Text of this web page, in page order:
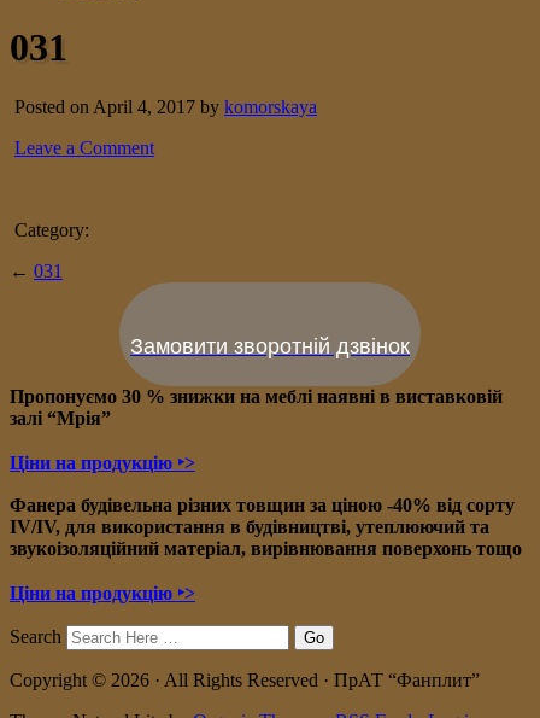
031
Posted on April 4, 2017 by komorskaya
Leave a Comment
Category:
← 031
Замовити зворотній дзвінок
Пропонуємо 30 % знижки на меблі наявні в виставковій
залі “Мрія”
Ціни на продукцію ‣>
Фанера будівельна різних товщин за ціною -40% від сорту
IV/IV, для використання в будівництві, утеплюючий та
звукоізоляційний матеріал, вирівнювання поверхонь тощо
Ціни на продукцію ‣>
Search
Copyright © 2026 · All Rights Reserved · ПрАТ “Фанплит”